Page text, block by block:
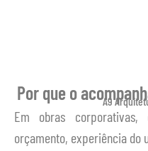
Por que o A9
Em obras corporativas,
orçamento, experiência do